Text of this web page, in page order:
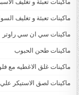
ماكينات تعبئة و تغليف
ماكينات تعبئة و تغليف
ماكينات سي ان سي راوتر
ماكينات طحن الحبوب
ماكينات غلق الاغطيه مع
ماكينات لصق الاستيكر علي